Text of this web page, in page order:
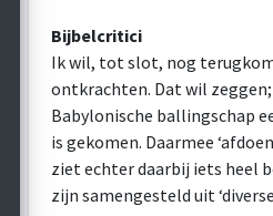
Bijbelcritici
Ik wil, tot slot, nog
ontkrachten. Dat wil
Babylonische ballingschap
is gekomen. Daarmee
ziet echter daarbij iets heel
zijn samengesteld uit